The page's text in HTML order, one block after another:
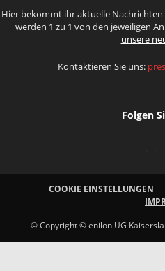
Hier bekommt ihr aktuelle
werden 1 zu 1 von den jeweiligen
unsere
Kontaktieren Sie uns:
Folgen
COOKIE EINSTELLUNGEN
© Copyright © enilon UG